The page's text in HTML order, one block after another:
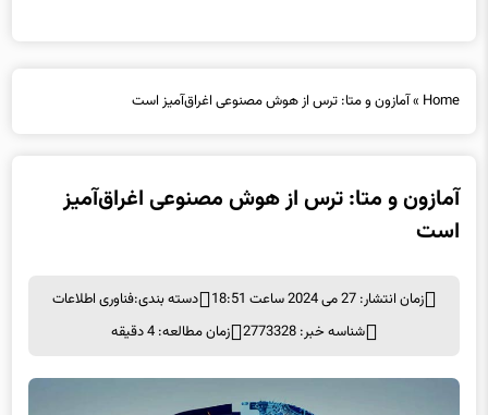
Home
»آمازون و متا: ترس از هوش مصنوعی اغراق‌آمیز است
آمازون و متا: ترس از هوش مصنوعی اغراق‌آمیز
است
زمان انتشار: 27 می 2024 ساعت 18:51 دسته بندی:فناوری اطلاعات
شناسه خبر: 2773328
زمان مطالعه: 4 دقیقه